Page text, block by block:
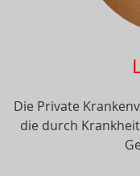
Die Private
die durch